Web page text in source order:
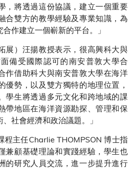
，將透過這份協議，建立一個重要
合雙方的教學經驗及專業知識，為
作建立一個嶄新的平台。」
展）汪揚教授表示，很高興科大與
備受國際認可的南安普敦大學合
作借助科大與南安普敦大學在海洋
優勢，以及雙方獨特的地理位置，
學生將透過多元文化和跨地域的課
帶地區在海洋資源勘探、管理和保
社會經濟和政治議題。」
程主任Charlie THOMPSON 博士指
兼顧基礎理論和實踐經驗，學生也
的研究人員交流，進一步提升進行